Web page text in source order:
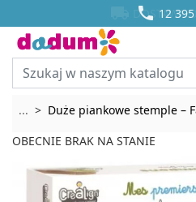
 12
DOSTAWA

... Rozwiń breadcrumbs
Duże piankowe stemple –
OBECNIE BRAK NA STANIE